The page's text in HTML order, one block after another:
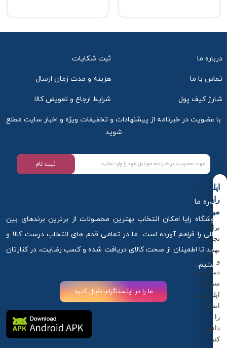
درباره ما ثبت شکایات
تماس با ما هزینه و مدت زمان ارسال
شارژ کیف پول شرایط ارجاع و تعویض کالا
با عضویت در خبرنامه از پیشنهادات و تخفیفات ویژه و اخبار سایت مطلع
شوید
ثبت نام
درباره ما
فروشگاه رایا امکان انتخاب بهترین محصولات از برترین برندهای بین
المللی را فراهم آورده است. ما در تمامی قدم های انتخاب درست کالا و
خرید تا اطمینان از صحت کالای دریافت شده و کسب رضایت، در کنارتان
هستیم.
ما را در اینستاگرام دنبال کنید
اپلیکیشن
رایا
میکاپ
برای
تجربه
بهتر
و
دسترسی
سریع‌تر،
اپلیکیشن
اندروید
را
دانلود
کنید.